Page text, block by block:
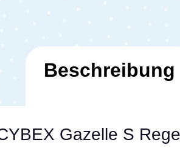
Beschreibung
Gazelle S